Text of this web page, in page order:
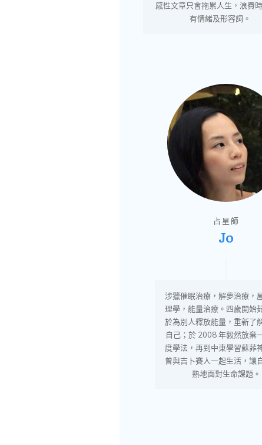
感性文章只會拖累人生，浪費
有情緒及形容詞。
占星師
Jo
涉獵催眠治療，解夢治療，
理學，能量治療。四歲開始
於為別人釋放能量，重新了
自己；於 2008 年毅然放棄
度學法，再到中東學習蘇菲
曾與吉卜賽人一起生活，讓
熟地面對生命課題。